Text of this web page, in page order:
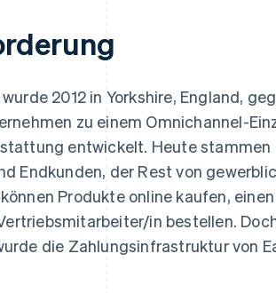
2012 in Yorkshire, England,
zu einem Omnichannel-
entwickelt. Heute stammen
Endkunden, der Rest von
Produkte online kaufen,
in bestellen.
die Zahlungsinfrastruktur von